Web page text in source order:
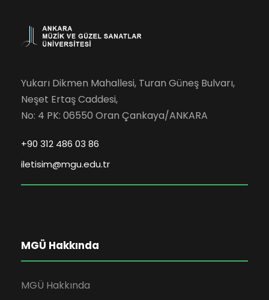
Yukarı Dikmen Mahallesi, Turan Güneş Bulvarı,
Neşet Ertaş Caddesi,
No: 4 PK: 06550 Oran Çankaya/ANKARA
+90 312 486 03 86
iletisim@mgu.edu.tr
MGÜ Hakkında
MGÜ Hakkında